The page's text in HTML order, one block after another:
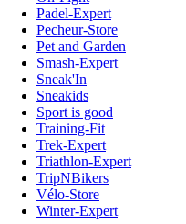
Padel-Expert
Pecheur-Store
Pet and Garden
Smash-Expert
Sneak'In
Sneakids
Sport is good
Training-Fit
Trek-Expert
Triathlon-Expert
TripNBikers
Vélo-Store
Winter-Expert